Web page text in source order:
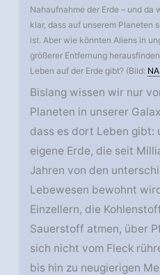
Nahaufnahme der Erde – und da
klar, dass auf unserem Planeten
ist. Aber wie könnten Aliens in
größerer Entfernung
Leben auf der Erde gibt? (Bild:
Bislang wissen wir nur
Planeten in unserer
dass es dort Leben gibt:
eigene Erde, die seit
Jahren von den
Lebewesen bewohnt
Einzellern, die
Sauerstoff atmen, über
sich nicht vom Fleck
bis hin zu neugierigen